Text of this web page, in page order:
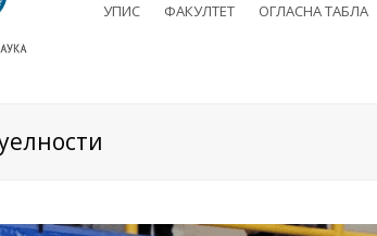
УПИС ФАКУЛТЕТ ОГЛАСНА ТАБЛА